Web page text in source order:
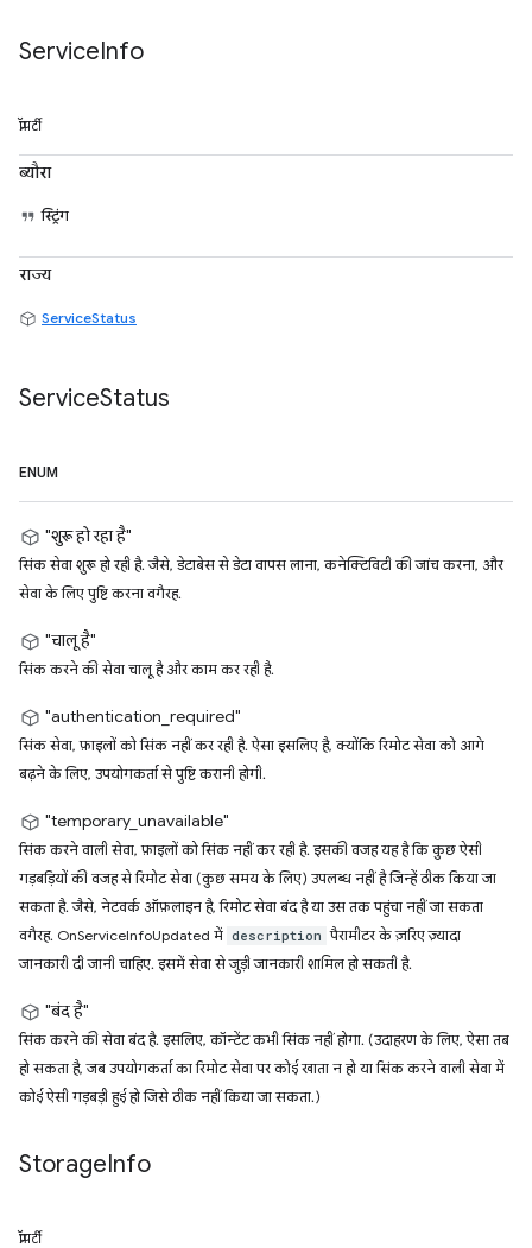
ServiceInfo
प्रॉपर्टी
ब्यौरा
स्ट्रिंग
राज्य
ServiceStatus
ServiceStatus
ENUM
"शुरू हो रहा है"
सिंक सेवा शुरू हो रही है. जैसे, डेटाबेस से डेटा वापस लाना, कनेक्टिविटी की जांच करना, और
सेवा के लिए पुष्टि करना वगैरह.
"चालू है"
सिंक करने की सेवा चालू है और काम कर रही है.
"authentication_required"
सिंक सेवा, फ़ाइलों को सिंक नहीं कर रही है. ऐसा इसलिए है, क्योंकि रिमोट सेवा को आगे
बढ़ने के लिए, उपयोगकर्ता से पुष्टि करानी होगी.
"temporary_unavailable"
सिंक करने वाली सेवा, फ़ाइलों को सिंक नहीं कर रही है. इसकी वजह यह है कि कुछ ऐसी
गड़बड़ियों की वजह से रिमोट सेवा (कुछ समय के लिए) उपलब्ध नहीं है जिन्हें ठीक किया जा
सकता है. जैसे, नेटवर्क ऑफ़लाइन है, रिमोट सेवा बंद है या उस तक पहुंचा नहीं जा सकता
वगैरह. OnServiceInfoUpdated में description पैरामीटर के ज़रिए ज़्यादा
जानकारी दी जानी चाहिए. इसमें सेवा से जुड़ी जानकारी शामिल हो सकती है.
"बंद है"
सिंक करने की सेवा बंद है. इसलिए, कॉन्टेंट कभी सिंक नहीं होगा. (उदाहरण के लिए, ऐसा तब
हो सकता है, जब उपयोगकर्ता का रिमोट सेवा पर कोई खाता न हो या सिंक करने वाली सेवा में
कोई ऐसी गड़बड़ी हुई हो जिसे ठीक नहीं किया जा सकता.)
StorageInfo
प्रॉपर्टी